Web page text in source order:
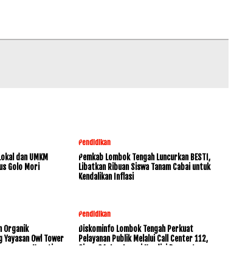
dan UMKM
Golo Mori
Pendidikan
Pemkab Lombok Tengah Luncurkan BESTI,
Libatkan Ribuan Siswa Tanam Cabai untuk
Kendalikan Inflasi
Organik
Yayasan Owl Tower
Hayati
Pendidikan
Diskominfo Lombok Tengah Perkuat
Pelayanan Publik Melalui Call Center 112,
Siaga 24 Jam Layani Kondisi Darurat